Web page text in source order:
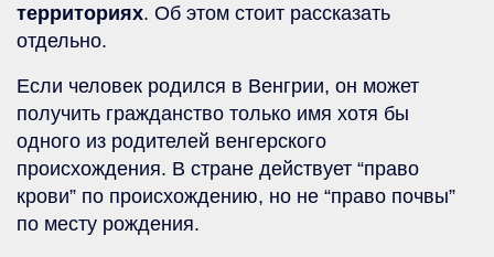
территориях. Об этом стоит рассказать
отдельно.
Если человек родился в Венгрии, он может
получить гражданство только имя хотя бы
одного из родителей венгерского
происхождения. В стране действует “право
крови” по происхождению, но не “право почвы”
по месту рождения.